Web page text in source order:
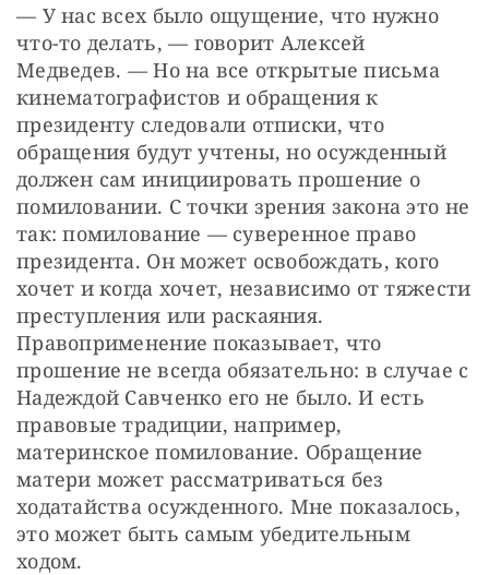
— У нас всех было ощущение, что нужно
что-то делать, — говорит Алексей
Медведев. — Но на все открытые письма
кинематографистов и обращения к
президенту следовали отписки, что
обращения будут учтены, но осужденный
должен сам инициировать прошение о
помиловании. С точки зрения закона это не
так: помилование — суверенное право
президента. Он может освобождать, кого
хочет и когда хочет, независимо от тяжести
преступления или раскаяния.
Правоприменение показывает, что
прошение не всегда обязательно: в случае с
Надеждой Савченко его не было. И есть
правовые традиции, например,
материнское помилование. Обращение
матери может рассматриваться без
ходатайства осужденного. Мне показалось,
это может быть самым убедительным
ходом.